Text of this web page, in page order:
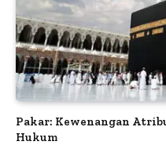
Pakar: Kewenangan
Hukum